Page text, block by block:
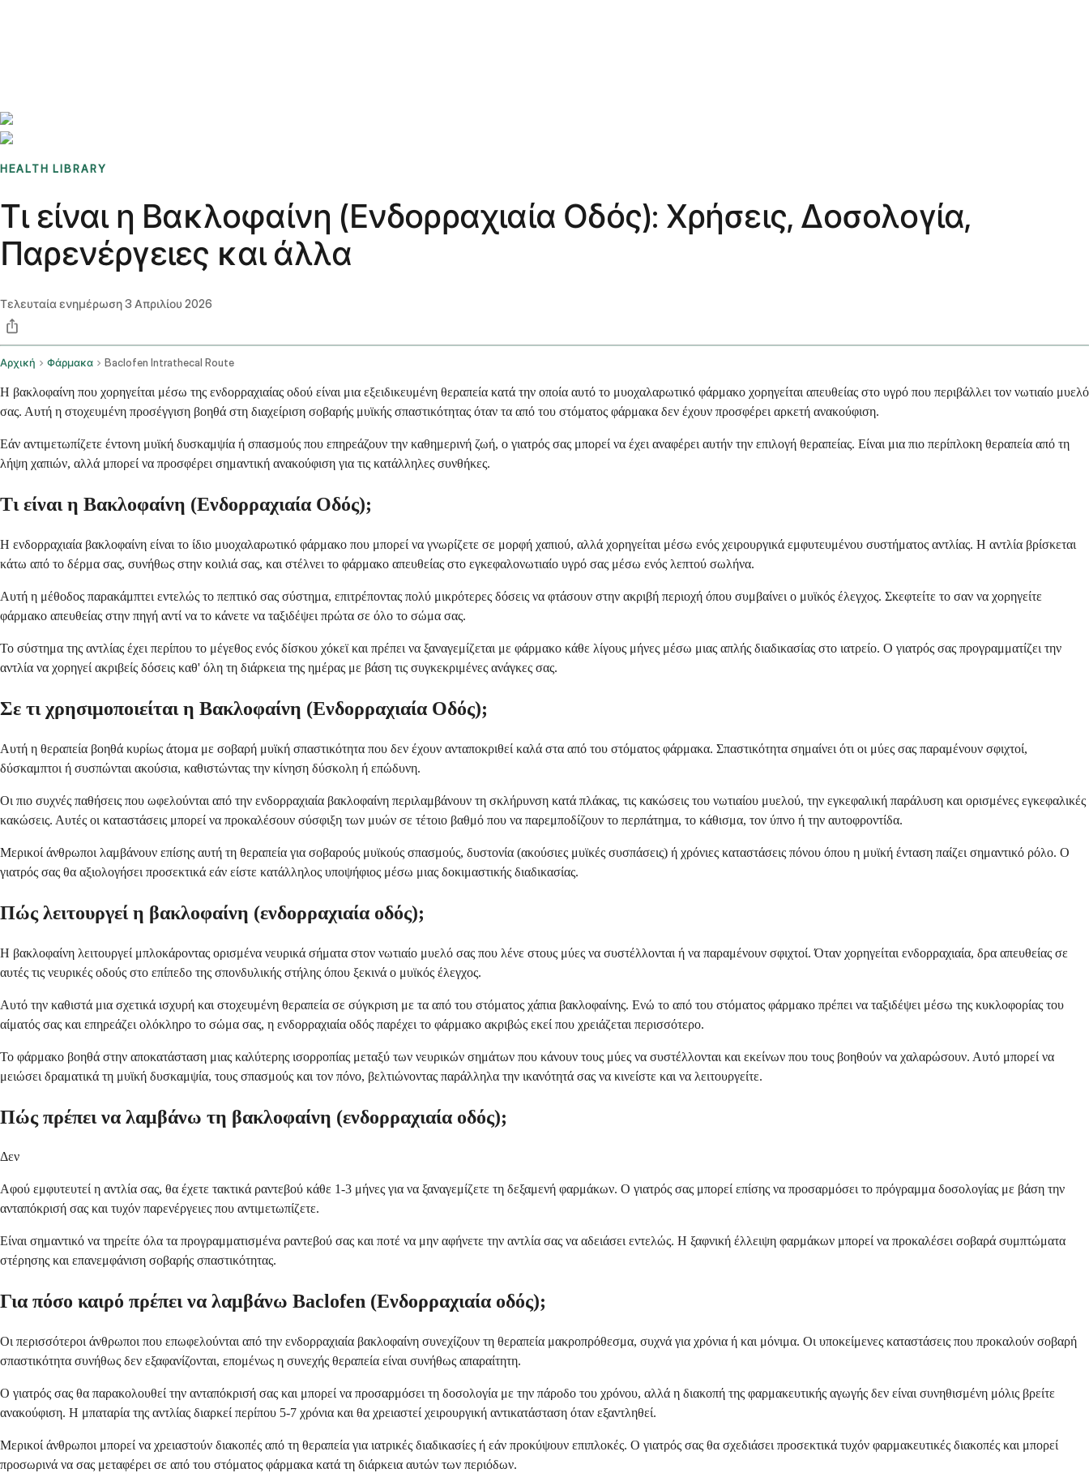
HEALTH LIBRARY
Τι είναι η Βακλοφαίνη (Ενδορραχιαία Οδός): Χρήσεις, Δοσολογία,
Παρενέργειες και άλλα
Τελευταία ενημέρωση3 Απριλίου 2026
Αρχική Φάρμακα Baclofen Intrathecal Route
Η βακλοφαίνη που χορηγείται μέσω της ενδορραχιαίας οδού είναι μια εξειδικευμένη θεραπεία κατά την οποία αυτό το μυοχαλαρωτικό φάρμακο χορηγείται απευθείας στο υγρό που περιβάλλει τον νωτιαίο μυελό
σας. Αυτή η στοχευμένη προσέγγιση βοηθά στη διαχείριση σοβαρής μυϊκής σπαστικότητας όταν τα από του στόματος φάρμακα δεν έχουν προσφέρει αρκετή ανακούφιση.
Εάν αντιμετωπίζετε έντονη μυϊκή δυσκαμψία ή σπασμούς που επηρεάζουν την καθημερινή ζωή, ο γιατρός σας μπορεί να έχει αναφέρει αυτήν την επιλογή θεραπείας. Είναι μια πιο περίπλοκη θεραπεία από τη
λήψη χαπιών, αλλά μπορεί να προσφέρει σημαντική ανακούφιση για τις κατάλληλες συνθήκες.
Τι είναι η Βακλοφαίνη (Ενδορραχιαία Οδός);
Η ενδορραχιαία βακλοφαίνη είναι το ίδιο μυοχαλαρωτικό φάρμακο που μπορεί να γνωρίζετε σε μορφή χαπιού, αλλά χορηγείται μέσω ενός χειρουργικά εμφυτευμένου συστήματος αντλίας. Η αντλία βρίσκεται
κάτω από το δέρμα σας, συνήθως στην κοιλιά σας, και στέλνει το φάρμακο απευθείας στο εγκεφαλονωτιαίο υγρό σας μέσω ενός λεπτού σωλήνα.
Αυτή η μέθοδος παρακάμπτει εντελώς το πεπτικό σας σύστημα, επιτρέποντας πολύ μικρότερες δόσεις να φτάσουν στην ακριβή περιοχή όπου συμβαίνει ο μυϊκός έλεγχος. Σκεφτείτε το σαν να χορηγείτε
φάρμακο απευθείας στην πηγή αντί να το κάνετε να ταξιδέψει πρώτα σε όλο το σώμα σας.
Το σύστημα της αντλίας έχει περίπου το μέγεθος ενός δίσκου χόκεϊ και πρέπει να ξαναγεμίζεται με φάρμακο κάθε λίγους μήνες μέσω μιας απλής διαδικασίας στο ιατρείο. Ο γιατρός σας προγραμματίζει την
αντλία να χορηγεί ακριβείς δόσεις καθ' όλη τη διάρκεια της ημέρας με βάση τις συγκεκριμένες ανάγκες σας.
Σε τι χρησιμοποιείται η Βακλοφαίνη (Ενδορραχιαία Οδός);
Αυτή η θεραπεία βοηθά κυρίως άτομα με σοβαρή μυϊκή σπαστικότητα που δεν έχουν ανταποκριθεί καλά στα από του στόματος φάρμακα. Σπαστικότητα σημαίνει ότι οι μύες σας παραμένουν σφιχτοί,
δύσκαμπτοι ή συσπώνται ακούσια, καθιστώντας την κίνηση δύσκολη ή επώδυνη.
Οι πιο συχνές παθήσεις που ωφελούνται από την ενδορραχιαία βακλοφαίνη περιλαμβάνουν τη σκλήρυνση κατά πλάκας, τις κακώσεις του νωτιαίου μυελού, την εγκεφαλική παράλυση και ορισμένες εγκεφαλικές
κακώσεις. Αυτές οι καταστάσεις μπορεί να προκαλέσουν σύσφιξη των μυών σε τέτοιο βαθμό που να παρεμποδίζουν το περπάτημα, το κάθισμα, τον ύπνο ή την αυτοφροντίδα.
Μερικοί άνθρωποι λαμβάνουν επίσης αυτή τη θεραπεία για σοβαρούς μυϊκούς σπασμούς, δυστονία (ακούσιες μυϊκές συσπάσεις) ή χρόνιες καταστάσεις πόνου όπου η μυϊκή ένταση παίζει σημαντικό ρόλο. Ο
γιατρός σας θα αξιολογήσει προσεκτικά εάν είστε κατάλληλος υποψήφιος μέσω μιας δοκιμαστικής διαδικασίας.
Πώς λειτουργεί η βακλοφαίνη (ενδορραχιαία οδός);
Η βακλοφαίνη λειτουργεί μπλοκάροντας ορισμένα νευρικά σήματα στον νωτιαίο μυελό σας που λένε στους μύες να συστέλλονται ή να παραμένουν σφιχτοί. Όταν χορηγείται ενδορραχιαία, δρα απευθείας σε
αυτές τις νευρικές οδούς στο επίπεδο της σπονδυλικής στήλης όπου ξεκινά ο μυϊκός έλεγχος.
Αυτό την καθιστά μια σχετικά ισχυρή και στοχευμένη θεραπεία σε σύγκριση με τα από του στόματος χάπια βακλοφαίνης. Ενώ το από του στόματος φάρμακο πρέπει να ταξιδέψει μέσω της κυκλοφορίας του
αίματός σας και επηρεάζει ολόκληρο το σώμα σας, η ενδορραχιαία οδός παρέχει το φάρμακο ακριβώς εκεί που χρειάζεται περισσότερο.
Το φάρμακο βοηθά στην αποκατάσταση μιας καλύτερης ισορροπίας μεταξύ των νευρικών σημάτων που κάνουν τους μύες να συστέλλονται και εκείνων που τους βοηθούν να χαλαρώσουν. Αυτό μπορεί να
μειώσει δραματικά τη μυϊκή δυσκαμψία, τους σπασμούς και τον πόνο, βελτιώνοντας παράλληλα την ικανότητά σας να κινείστε και να λειτουργείτε.
Πώς πρέπει να λαμβάνω τη βακλοφαίνη (ενδορραχιαία οδός);
Δεν
Αφού εμφυτευτεί η αντλία σας, θα έχετε τακτικά ραντεβού κάθε 1-3 μήνες για να ξαναγεμίζετε τη δεξαμενή φαρμάκων. Ο γιατρός σας μπορεί επίσης να προσαρμόσει το πρόγραμμα δοσολογίας με βάση την
ανταπόκρισή σας και τυχόν παρενέργειες που αντιμετωπίζετε.
Είναι σημαντικό να τηρείτε όλα τα προγραμματισμένα ραντεβού σας και ποτέ να μην αφήνετε την αντλία σας να αδειάσει εντελώς. Η ξαφνική έλλειψη φαρμάκων μπορεί να προκαλέσει σοβαρά συμπτώματα
στέρησης και επανεμφάνιση σοβαρής σπαστικότητας.
Για πόσο καιρό πρέπει να λαμβάνω Baclofen (Ενδορραχιαία οδός);
Οι περισσότεροι άνθρωποι που επωφελούνται από την ενδορραχιαία βακλοφαίνη συνεχίζουν τη θεραπεία μακροπρόθεσμα, συχνά για χρόνια ή και μόνιμα. Οι υποκείμενες καταστάσεις που προκαλούν σοβαρή
σπαστικότητα συνήθως δεν εξαφανίζονται, επομένως η συνεχής θεραπεία είναι συνήθως απαραίτητη.
Ο γιατρός σας θα παρακολουθεί την ανταπόκρισή σας και μπορεί να προσαρμόσει τη δοσολογία με την πάροδο του χρόνου, αλλά η διακοπή της φαρμακευτικής αγωγής δεν είναι συνηθισμένη μόλις βρείτε
ανακούφιση. Η μπαταρία της αντλίας διαρκεί περίπου 5-7 χρόνια και θα χρειαστεί χειρουργική αντικατάσταση όταν εξαντληθεί.
Μερικοί άνθρωποι μπορεί να χρειαστούν διακοπές από τη θεραπεία για ιατρικές διαδικασίες ή εάν προκύψουν επιπλοκές. Ο γιατρός σας θα σχεδιάσει προσεκτικά τυχόν φαρμακευτικές διακοπές και μπορεί
προσωρινά να σας μεταφέρει σε από του στόματος φάρμακα κατά τη διάρκεια αυτών των περιόδων.